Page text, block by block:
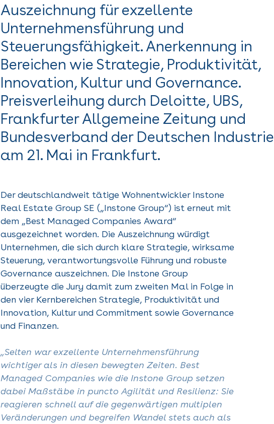
Auszeichnung für exzellente
Unternehmensführung und
Steuerungsfähigkeit. Anerkennung in
Bereichen wie Strategie, Produktivität,
Innovation, Kultur und Governance.
Preisverleihung durch Deloitte, UBS,
Frankfurter Allgemeine Zeitung und
Bundesverband der Deutschen Industrie
am 21. Mai in Frankfurt.
Der deutschlandweit tätige Wohnentwickler Instone
Real Estate Group SE („Instone Group“) ist erneut mit
dem „Best Managed Companies Award“
ausgezeichnet worden. Die Auszeichnung würdigt
Unternehmen, die sich durch klare Strategie, wirksame
Steuerung, verantwortungsvolle Führung und robuste
Governance auszeichnen. Die Instone Group
überzeugte die Jury damit zum zweiten Mal in Folge in
den vier Kernbereichen Strategie, Produktivität und
Innovation, Kultur und Commitment sowie Governance
und Finanzen.
„Selten war exzellente Unternehmensführung
wichtiger als in diesen bewegten Zeiten. Best
Managed Companies wie die Instone Group setzen
dabei Maßstäbe in puncto Agilität und Resilienz: Sie
reagieren schnell auf die gegenwärtigen multiplen
Veränderungen und begreifen Wandel stets auch als